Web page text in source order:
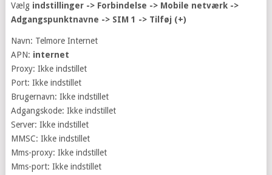
Vælg indstillinger -> Forbindelse -> Mobile netværk ->
Adgangspunktnavne -> SIM 1 -> Tilføj (+)
Navn: Telmore Internet
APN: internet
Proxy: Ikke indstillet
Port: Ikke indstillet
Brugernavn: Ikke indstillet
Adgangskode: Ikke indstillet
Server: Ikke indstillet
MMSC: Ikke indstillet
Mms-proxy: Ikke indstillet
Mms-port: Ikke indstillet